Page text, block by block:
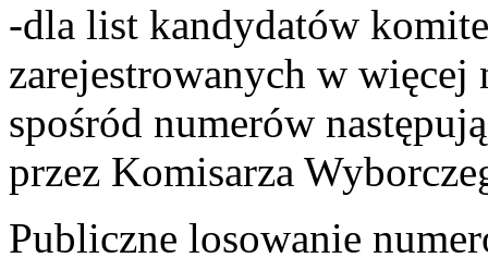
-dla list kandydatów
zarejestrowanych w
spośród numerów
przez Komisarza
Publiczne losowanie